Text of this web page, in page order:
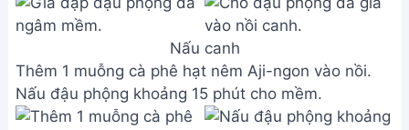
Nấu canh
Thêm 1 muỗng cà phê hạt nêm Aji-ngon vào nồi.
Nấu đậu phộng khoảng 15 phút cho mềm.